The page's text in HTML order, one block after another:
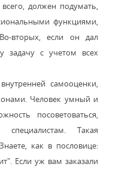
должен подумать,
функциями,
вторых, если он дал
задачу с учетом всех
самооценки,
Человек умный и
посоветоваться,
Такая
как в пословице:
Если уж вам заказали